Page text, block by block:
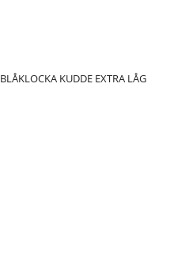
BLÅKLOCKA KUDDE EXTRA LÅG